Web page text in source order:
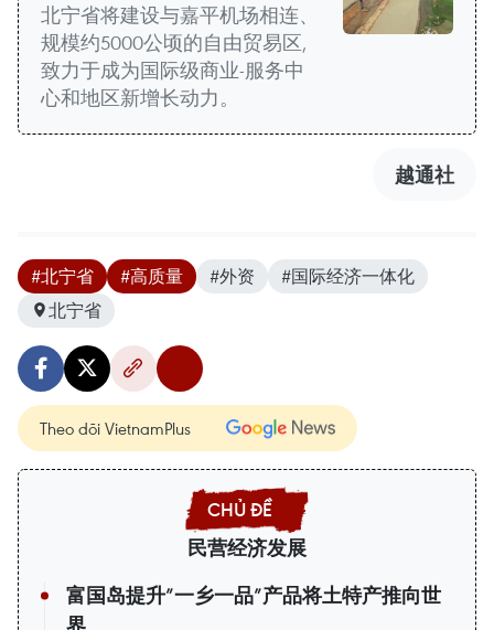
北宁省将建设与嘉平机场相连、
规模约5000公顷的自由贸易区,
致力于成为国际级商业-服务中
心和地区新增长动力。
越通社
#北宁省 #高质量 #外资
#国际经济一体化
北宁省
Theo dõi VietnamPlus
民营经济发展
富国岛提升”一乡一品”产品将土特产推向世